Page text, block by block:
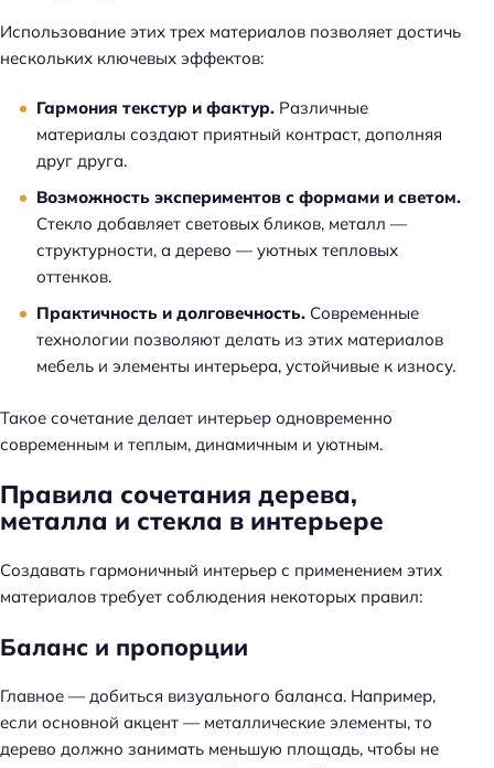
Использование этих трех материалов позволяет достичь
нескольких ключевых эффектов:
Гармония текстур и фактур. Различные
материалы создают приятный контраст, дополняя
друг друга.
Возможность экспериментов с формами и светом.
Стекло добавляет световых бликов, металл —
структурности, а дерево — уютных тепловых
оттенков.
Практичность и долговечность. Современные
технологии позволяют делать из этих материалов
мебель и элементы интерьера, устойчивые к износу.
Такое сочетание делает интерьер одновременно
современным и теплым, динамичным и уютным.
Правила сочетания дерева,
металла и стекла в интерьере
Создавать гармоничный интерьер с применением этих
материалов требует соблюдения некоторых правил:
Баланс и пропорции
Главное — добиться визуального баланса. Например,
если основной акцент — металлические элементы, то
дерево должно занимать меньшую площадь, чтобы не